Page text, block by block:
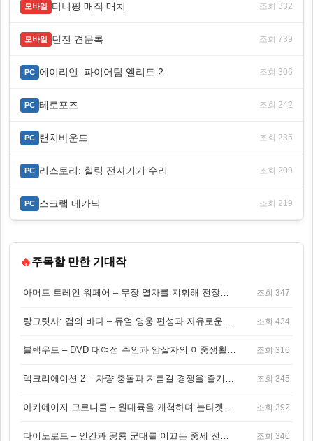
모바일 티니핑 매직 매치 조회 332
모바일 던전 견문록 조회 739
PC 에이리언: 파이어팀 엘리트 2 조회 306
PC 테로포즈 조회 242
PC 랜치바운드 조회 235
PC 리스토리: 힐링 전자기기 수리 조회 209
PC 스크랩 메카닉 조회 219
🔥주목할 만한 기대작
아머드 트레인 워페어 – 무장 열차를 지휘해 전장을 돌파하는 생존 전투 게임 조회 347
랑그릿사: 검의 바다 – 듀얼 영웅 편성과 자유로운 탐험을 결합한 판타지 전략 RPG 조회 434
블랙우드 – DVD 대여점 주인과 암살자의 이중생활을 그린 3인칭 액션 스릴러 게임 조회 316
렉크리에이션 2 – 차량 충돌과 지름길 경쟁을 즐기는 오픈월드 아케이드 레이싱 게임 조회 345
아키에이지 크로니클 – 원대륙을 개척하며 논타겟 전투를 즐기는 오픈월드 MMORPG 조회 392
다이노로드 – 인간과 공룡 군대를 이끄는 중세 전략 액션 RPG 조회 340